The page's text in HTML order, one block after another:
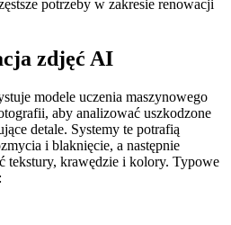
potrzeby w zakresie renowacji
zdjęć AI
modele uczenia maszynowego
aby analizować uszkodzone
detale. Systemy te potrafią
i blaknięcie, a następnie
tekstury, krawędzie i kolory. Typowe